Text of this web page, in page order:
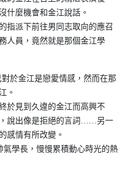
什麼機會和金江說話。
指派下前往男同志取向的應召
人員，竟然就是那個金江學
於金江是戀愛情感，然而在那
。
於見到久違的金江而高興不
說出像是拒絕的言詞……另一
感情有所改變。
學長，慢慢累積動心時光的熱